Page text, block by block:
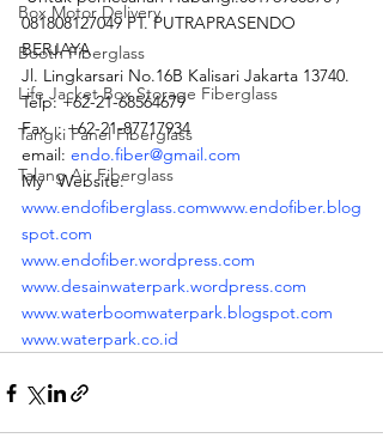
Box Motor Delivery
Booth Fiberglass
Life Jacket Box Storage Fiberglass
Tangki Panel Fiberglass
Talang Air Fiberglass
081808127049 PT. PUTRAPRASENDO
BERJAYA
Jl. Lingkarsari No.16B Kalisari Jakarta 13740.
Telp: +62-21-68564679
Fax  : +62-21-87717934
email: endo.fiber@gmail.com
My   Website:
www.endofiberglass.comwww.endofiber.blog
spot.com
www.endofiber.wordpress.com
www.desainwaterpark.wordpress.com
www.waterboomwaterpark.blogspot.com
www.waterpark.co.id